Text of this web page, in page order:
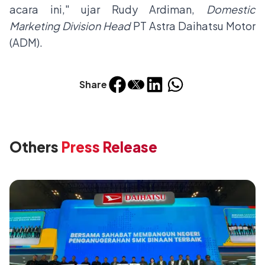
Share
acara ini," ujar Rudy Ardiman, Domestic
Marketing Division HeadPT Astra Daihatsu Motor
(ADM).
Others Press Release